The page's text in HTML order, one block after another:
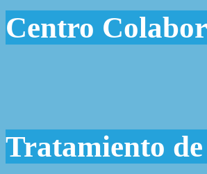
Centro
Tratamiento